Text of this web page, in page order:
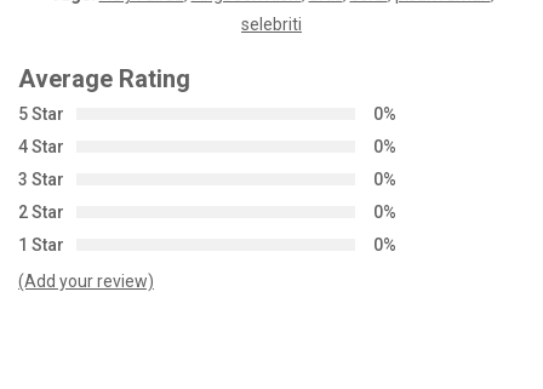
selebriti
Average Rating
5 Star
0%
4 Star
0%
3 Star
0%
2 Star
0%
1 Star
0%
(Add your review)